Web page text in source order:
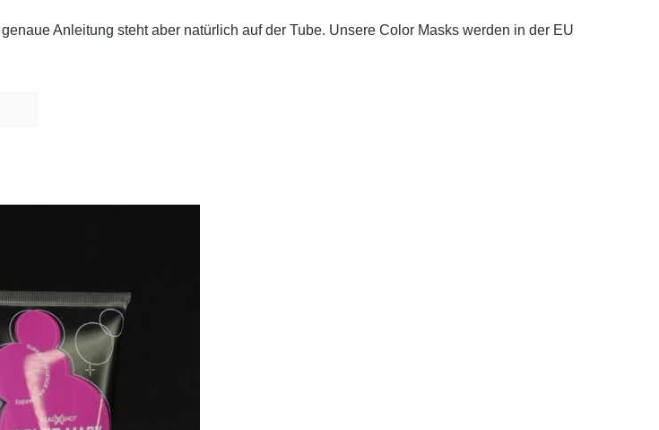
Anleitung steht aber natürlich auf der Tube. Unsere Color Masks werden in der EU